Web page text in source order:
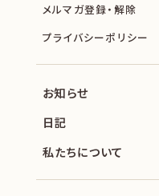
メルマガ登録・解除
プライバシーポリシー
お知らせ
日記
私たちについて